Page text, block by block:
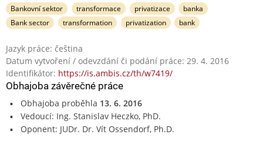
Bankovní sektor transformace privatizace
banka
Bank sector
transformation privatization bank
Jazyk práce: čeština
Datum vytvoření / odevzdání či podání práce: 29. 4. 2016
Identifikátor: https://is.ambis.cz/th/w7419/
Obhajoba závěrečné práce
Obhajoba proběhla 13. 6. 2016
Vedoucí: Ing. Stanislav Heczko, PhD.
Oponent: JUDr. Dr. Vít Ossendorf, Ph.D.